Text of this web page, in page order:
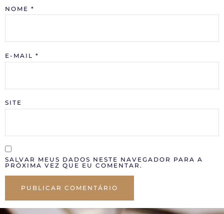
NOME *
E-MAIL *
SITE
SALVAR MEUS DADOS NESTE NAVEGADOR PARA A
PRÓXIMA VEZ QUE EU COMENTAR.